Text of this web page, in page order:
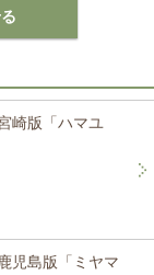
版「ハマユ
島版「ミヤマ